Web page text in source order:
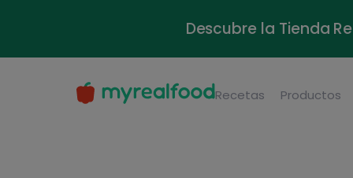
Descubre la Tienda
Recetas Productos